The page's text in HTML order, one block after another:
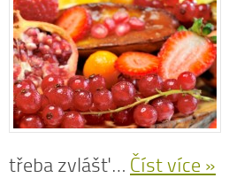
třeba zvlášť… Číst více »